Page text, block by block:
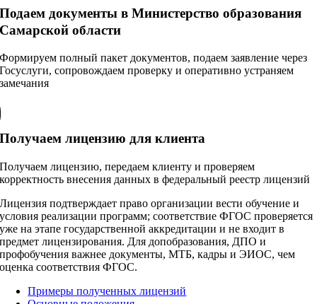
Подаем документы в Министерство образования
Самарской области
Формируем полный пакет документов, подаем заявление через
Госуслуги, сопровождаем проверку и оперативно устраняем
замечания
Получаем лицензию для клиента
Получаем лицензию, передаем клиенту и проверяем
корректность внесения данных в федеральный реестр лицензий
Лицензия подтверждает право организации вести обучение и
условия реализации программ; соответствие ФГОС проверяется
уже на этапе государственной аккредитации и не входит в
предмет лицензирования. Для допобразования, ДПО и
профобучения важнее документы, МТБ, кадры и ЭИОС, чем
оценка соответствия ФГОС.
Примеры полученных лицензий